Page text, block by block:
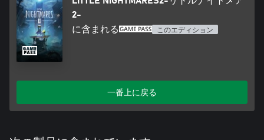
2-
に含まれる このエディション
一番上に戻る